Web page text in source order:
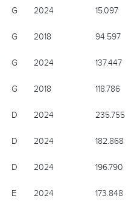
G 2024 15.097
G 2018 94.597
G 2024 137.447
G 2018 118.786
D 2024 235.755
D 2024 182.868
D 2024 196.790
E 2024 173.848